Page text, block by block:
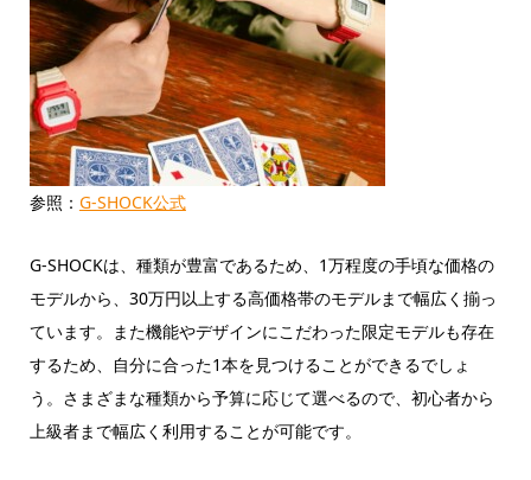
参照： G-SHOCK公式
G-SHOCKは、種類が豊富であるため、1万程度の手頃な価格の
モデルから、30万円以上する高価格帯のモデルまで幅広く揃っ
ています。また機能やデザインにこだわった限定モデルも存在
するため、自分に合った1本を見つけることができるでしょ
う。さまざまな種類から予算に応じて選べるので、初心者から
上級者まで幅広く利用することが可能です。